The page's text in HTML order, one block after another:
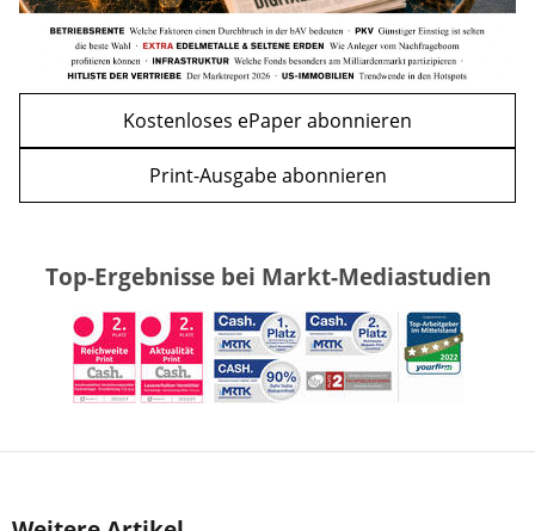
Kostenloses ePaper abonnieren
Print-Ausgabe abonnieren
Top-Ergebnisse bei Markt-Mediastudien